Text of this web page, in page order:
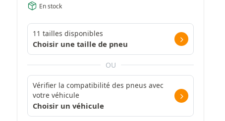
En stock
11 tailles disponibles
Choisir une taille de pneu
OU
Vérifier la compatibilité des pneus avec
votre véhicule
Choisir un véhicule